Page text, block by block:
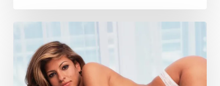
salsa
cubana